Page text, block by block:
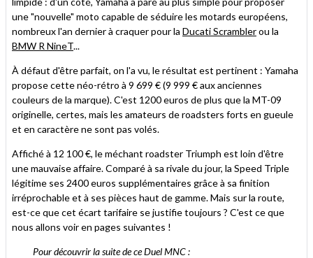
une "nouvelle" moto capable de séduire les motards européens,
nombreux l'an dernier à craquer pour la Ducati Scramblerou la
BMW R NineT...
À défaut d'être parfait, on l'a vu, le résultat est pertinent : Yamaha
propose cette néo-rétro à 9 699 € (9 999 € aux anciennes
couleurs de la marque). C'est 1200 euros de plus que la MT-09
originelle, certes, mais les amateurs de roadsters forts en gueule
et en caractère ne sont pas volés.
Affiché à 12 100 €, le méchant roadster Triumph est loin d'être
une mauvaise affaire. Comparé à sa rivale du jour, la Speed Triple
légitime ses 2400 euros supplémentaires grâce à sa finition
irréprochable et à ses pièces haut de gamme. Mais sur la route,
est-ce que cet écart tarifaire se justifie toujours ? C'est ce que
nous allons voir en pages suivantes !
Pour découvrir la suite de ce Duel MNC :